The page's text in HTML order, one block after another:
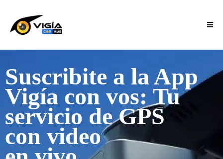
Suscribite a la App
Vigía con vos: Tu
servicio de GPS
con video